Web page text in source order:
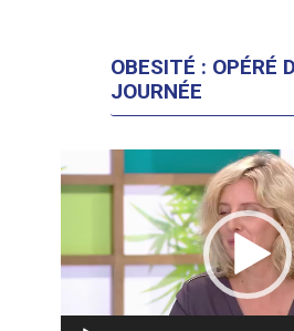
OBESITÉ : OPÉRÉ
JOURNÉE
Lecteur
vidéo